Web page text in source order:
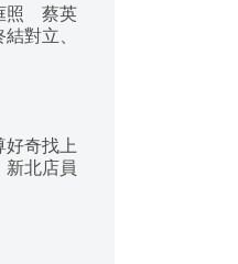
照 蔡英
對立、
好奇找上
北店員